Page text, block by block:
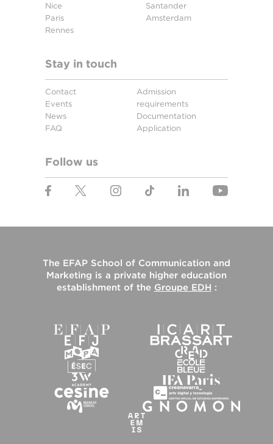
Nice
Paris
Rennes
Santander
Amsterdam
Stay in touch
Contact
Events
News
FAQ
Admission
requirements
Documentation
Application
Follow us
The EFAP School of Communication and
Marketing is a private higher education
establishment of the Groupe EDH :